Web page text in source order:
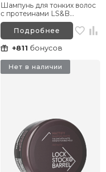
Шампунь для тонких волос
с протеинами LS&B
Reconstruct Protein
Shampoo, 1000 мл
Подробнее
+811 бонусов
Нет в наличии